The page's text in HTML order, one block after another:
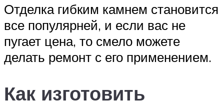
Отделка гибким камнем становится
все популярней, и если вас не
пугает цена, то смело можете
делать ремонт с его применением.
Как изготовить